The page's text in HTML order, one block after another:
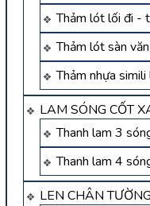
Thảm lót lối đi -
Thảm lót sàn
Thảm nhựa
LAM SÓNG CỐT
Thanh lam 3
Thanh lam 4
LEN CHÂN TƯỜNG